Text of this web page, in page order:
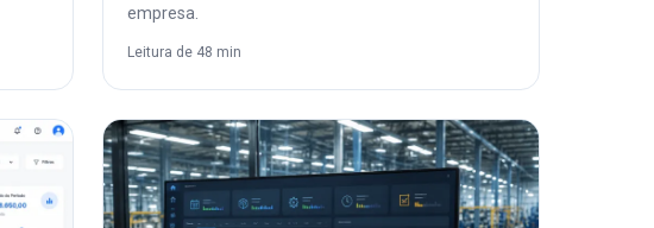
empresa.
Leitura de 48 min